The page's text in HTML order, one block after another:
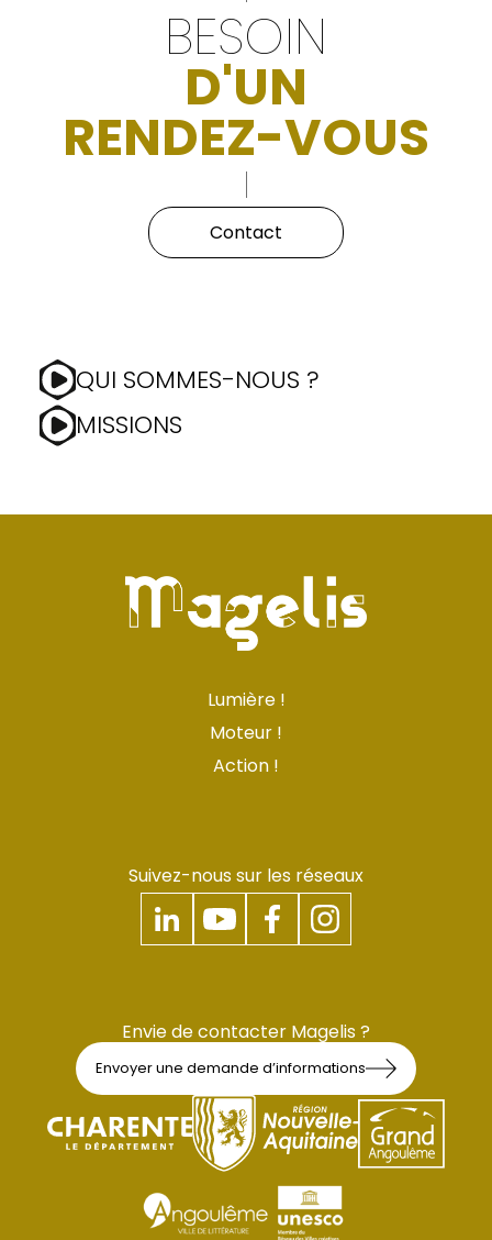
BESOIN
D'UN
RENDEZ-VOUS
Contact
QUI SOMMES-NOUS ?
MISSIONS
Lumière !
Moteur !
Action !
Suivez-nous sur les réseaux
Envie de contacter Magelis ?
Envoyer une demande d’informations